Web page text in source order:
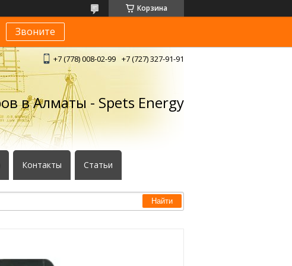
Корзина
Звоните
+7 (778) 008-02-99 +7 (727) 327-91-91
в Алматы - Spets Energy
Контакты Статьи
Найти